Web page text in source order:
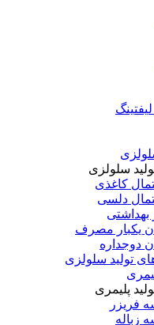
سلولزی
کاغذی
دلسی
بهداشتی
یکبار مصرف
دوجداره
تولید سلولزی
پلیمری
فریزر
زباله